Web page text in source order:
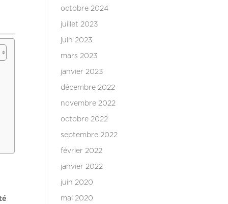
octobre 2024
juillet 2023
juin 2023
mars 2023
janvier 2023
décembre 2022
novembre 2022
octobre 2022
septembre 2022
février 2022
janvier 2022
juin 2020
mai 2020